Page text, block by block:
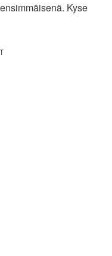
Kyse